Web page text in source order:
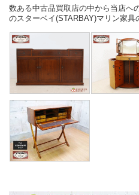
数ある中古品買取店の中から当店へ
のスターベイ(STARBAY)マリン家具